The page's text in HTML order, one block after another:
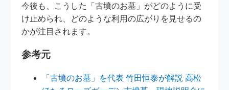
今後も、こうした「古墳のお墓」がどのように受
け止められ、どのような利用の広がりを見せるの
かが注目されます。
参考元
「古墳のお墓」を代表 竹田恒泰が解説 高松